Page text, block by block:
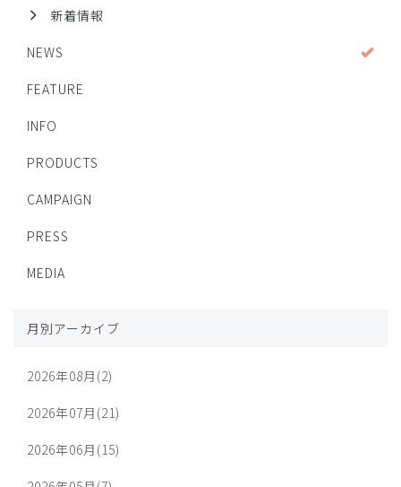
新着情報
NEWS
FEATURE
INFO
PRODUCTS
CAMPAIGN
PRESS
MEDIA
月別アーカイブ
2026年08月(2)
2026年07月(21)
2026年06月(15)